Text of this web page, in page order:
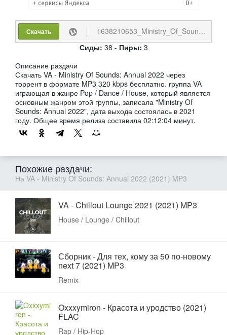
Скачать
1638210653_Ministry_Of_Sounds._Annual_2022_2021.torrent
Сиды: 38 - Пиры: 3
Описание раздачи
Скачать VA - Ministry Of Sounds: Annual 2022 через
торрент в формате MP3 320 kbps бесплатно. группа VA
играющая в жанре Pop / Dance / House, который является
основным жанром этой группы, записала "Ministry Of
Sounds: Annual 2022", дата выхода состоялась в 2021
году. Общее время релиза составила 02:12:04 минут.
Похожие раздачи:
На VA - Ministry Of Sounds: Annual 2022 (2021) MP3
VA - Chillout Lounge 2021 (2021) MP3
House / Lounge / Chillout
Сборник - Для тех, кому за 50 по-новому
next 7 (2021) MP3
Remix
Oxxxymiron - Красота и уродство (2021)
FLAC
Rap / Hip-Hop